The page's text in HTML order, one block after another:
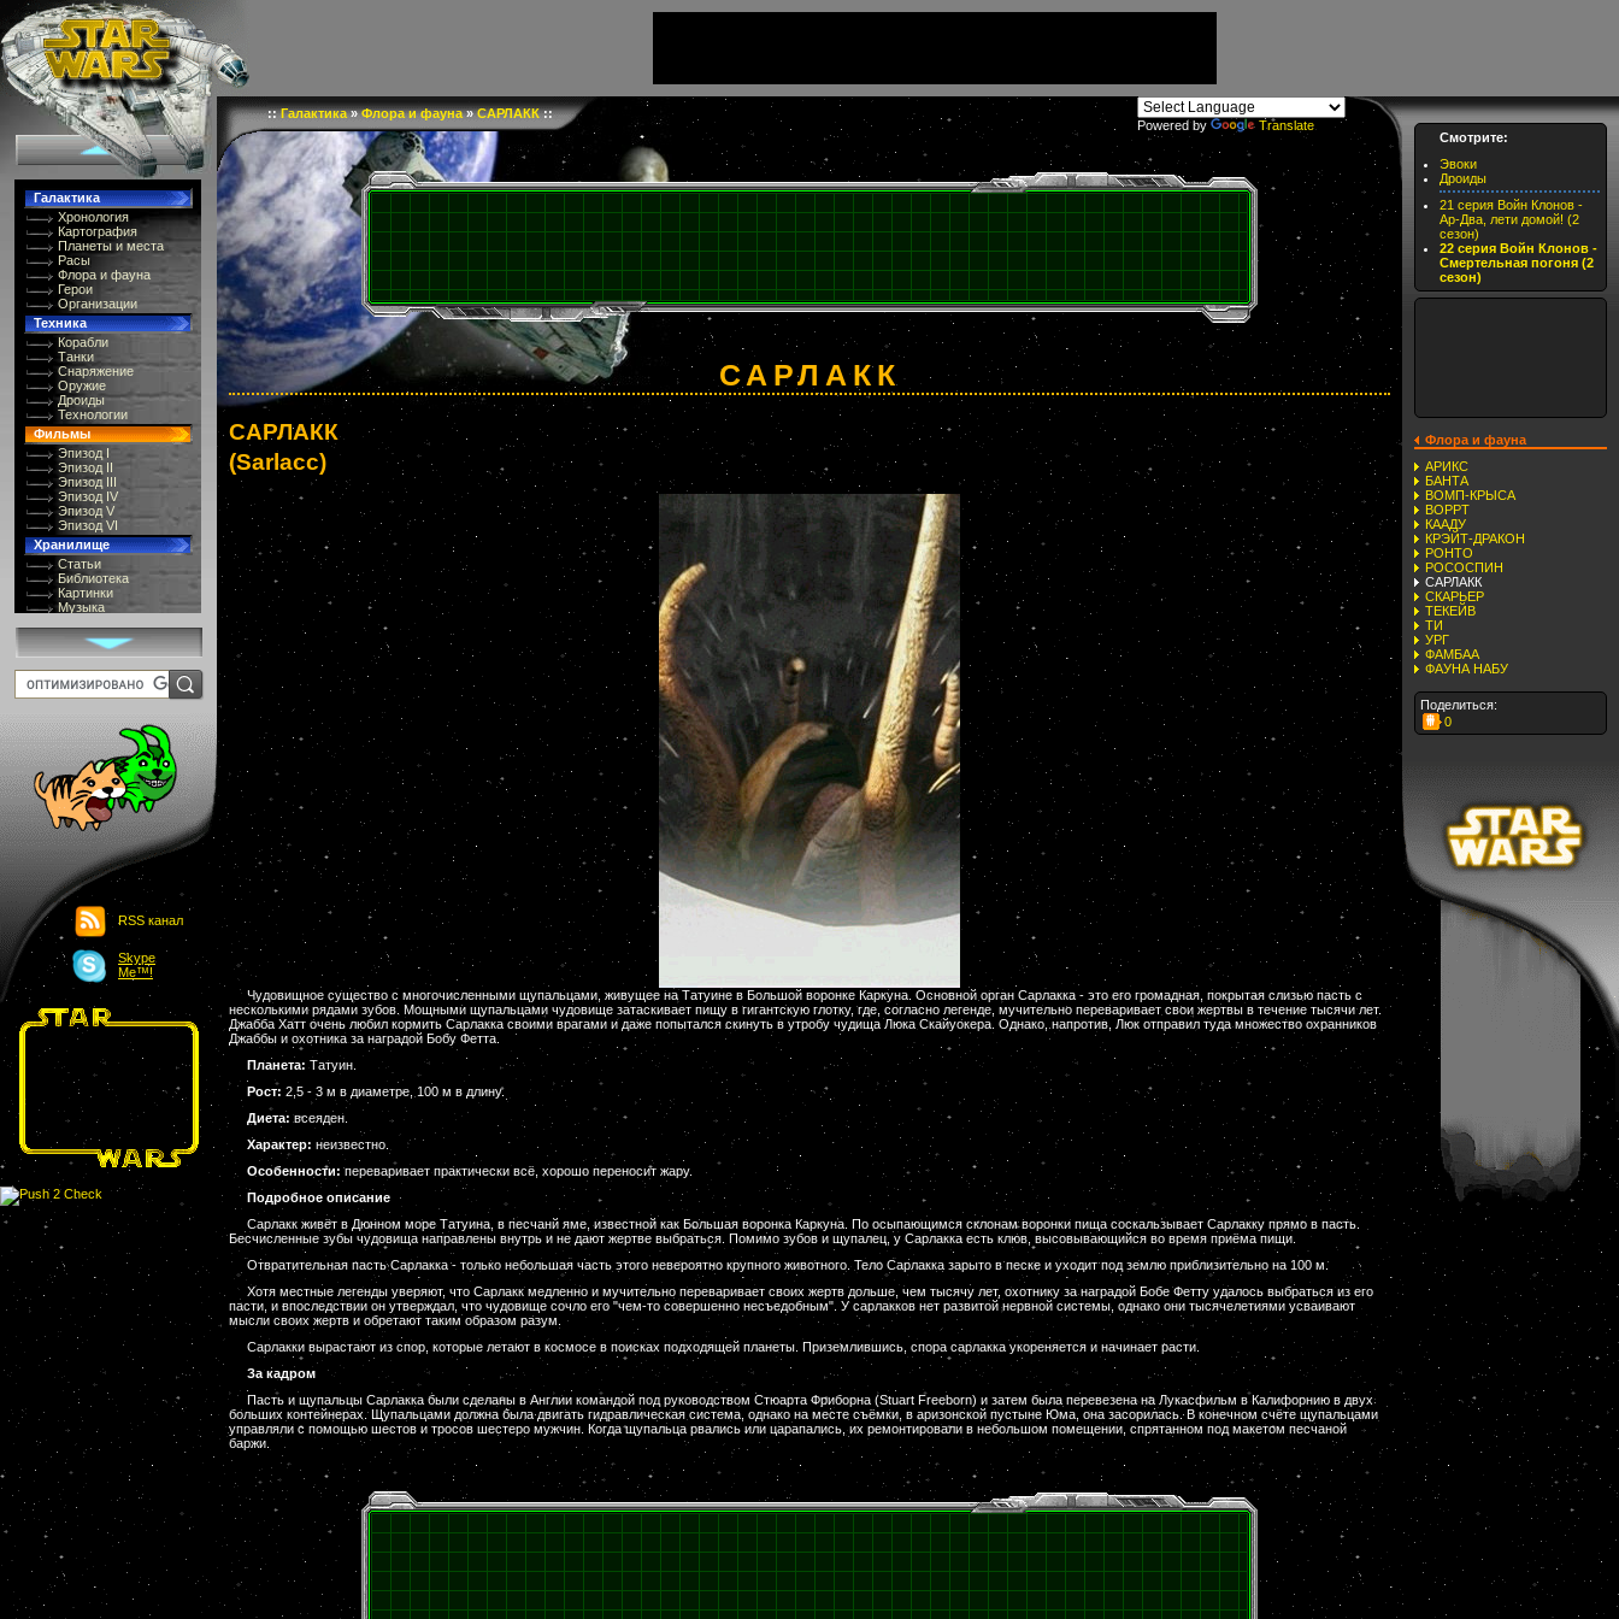
Галактика
Хронология
Картография
Планеты и места
Расы
Флора и фауна
Герои
Организации
Техника
Корабли
Танки
Снаряжение
Оружие
Дроиды
Технологии
Фильмы
Эпизод I
Эпизод II
Эпизод III
Эпизод IV
Эпизод V
Эпизод VI
Хранилище
Статьи
Библиотека
Картинки
Музыка
Терминология
Костюмы
Игры
8 bit
Юмор
Картинки-приколы
Download
Links
Обмен баннерами
О проекте
Обьявления
Чат
RSS канал
Skype
Me™!
::Галактика»Флора и фауна»САРЛАКК::
Powered by
Translate
САРЛАКК
САРЛАКК
(Sarlacc)
Чудовищное существо с многочисленными щупальцами, живущее на Татуине в Большой воронке Каркуна. Основной орган Сарлакка - это его громадная, покрытая слизью пасть с
несколькими рядами зубов. Мощными щупальцами чудовище затаскивает пищу в гигантскую глотку, где, согласно легенде, мучительно переваривает свои жертвы в течение тысячи лет.
Джабба Хатт очень любил кормить Сарлакка своими врагами и даже попытался скинуть в утробу чудища Люка Скайуокера. Однако, напротив, Люк отправил туда множество охранников
Джаббы и охотника за наградой Бобу Фетта.
Планета: Татуин.
Рост: 2,5 - 3 м в диаметре, 100 м в длину.
Диета: всеяден.
Характер: неизвестно.
Особенности: переваривает практически всё, хорошо переносит жару.
Подробное описание
Сарлакк живёт в Дюнном море Татуина, в песчанй яме, известной как Большая воронка Каркуна. По осыпающимся склонам воронки пища соскальзывает Сарлакку прямо в пасть.
Бесчисленные зубы чудовища направлены внутрь и не дают жертве выбраться. Помимо зубов и щупалец, у Сарлакка есть клюв, высовывающийся во время приёма пищи.
Отвратительная пасть Сарлакка - только небольшая часть этого невероятно крупного животного. Тело Сарлакка зарыто в песке и уходит под землю приблизительно на 100 м.
Хотя местные легенды уверяют, что Сарлакк медленно и мучительно переваривает своих жертв дольше, чем тысячу лет, охотнику за наградой Бобе Фетту удалось выбраться из его
пасти, и впоследствии он утверждал, что чудовище сочло его "чем-то совершенно несъедобным". У сарлакков нет развитой нервной системы, однако они тысячелетиями усваивают
мысли своих жертв и обретают таким образом разум.
Сарлакки вырастают из спор, которые летают в космосе в поисках подходящей планеты. Приземлившись, спора сарлакка укореняется и начинает расти.
За кадром
Пасть и щупальцы Сарлакка были сделаны в Англии командой под руководством Стюарта Фриборна (Stuart Freeborn) и затем была перевезена на Лукасфильм в Калифорнию в двух
больших контейнерах. Щупальцами должна была двигать гидравлическая система, однако на месте съёмки, в аризонской пустыне Юма, она засорилась. В конечном счёте щупальцами
управляли с помощью шестов и тросов шестеро мужчин. Когда щупальца рвались или царапались, их ремонтировали в небольшом помещении, спрятанном под макетом песчаной
баржи.
Смотрите:
Эвоки
Дроиды
21 серия Войн Клонов -
Ар-Два, лети домой! (2
сезон)
22 серия Войн Клонов -
Смертельная погоня (2
сезон)
Флора и фауна
АРИКС
БАНТА
ВОМП-КРЫСА
ВОРРТ
КААДУ
КРЭЙТ-ДРАКОН
РОНТО
РОСОСПИН
САРЛАКК
СКАРЬЕР
ТЕКЕЙВ
ТИ
УРГ
ФАМБАА
ФАУНА НАБУ
Поделиться:
0